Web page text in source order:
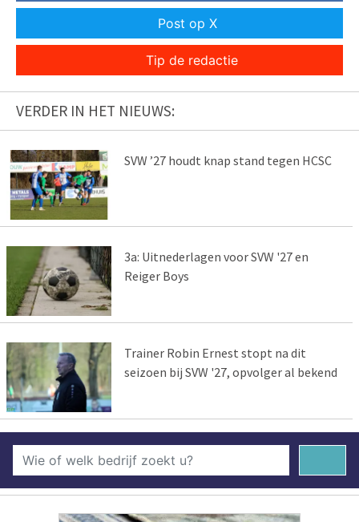
Post op X
Tip de redactie
VERDER IN HET NIEUWS:
SVW ’27 houdt knap stand tegen HCSC
3a: Uitnederlagen voor SVW '27 en
Reiger Boys
Trainer Robin Ernest stopt na dit
seizoen bij SVW '27, opvolger al bekend